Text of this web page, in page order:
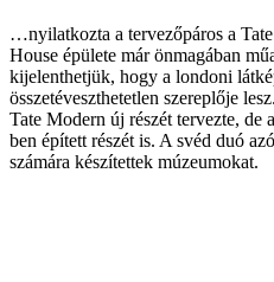
…nyilatkozta a tervezőpáros a
House épülete már önmagában
kijelenthetjük, hogy a londoni
összetéveszthetetlen szereplője
Tate Modern új részét tervezte, de
ben épített részét is. A svéd duó
számára készítettek múzeumokat.